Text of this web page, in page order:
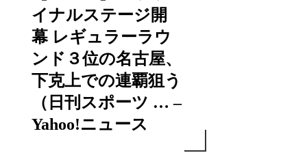
イナルステージ開
幕 レギュラーラウ
ンド３位の名古屋、
下克上での連覇狙う
（日刊スポーツ … –
Yahoo!ニュース